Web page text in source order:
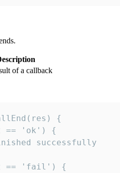
of a callback
{
== 'ok') {
successfully
== 'fail') {